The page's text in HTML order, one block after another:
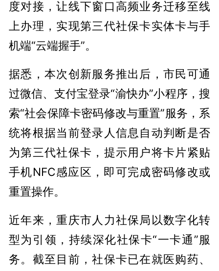
度对接，让线下窗口高频业务迁移至线
上办理，实现第三代社保卡实体卡与手
机端“云端握手”。
据悉，本次创新服务推出后，市民可通
过微信、支付宝登录“渝快办”小程序，搜
索“社会保障卡密码修改与重置”服务，系
统将根据当前登录人信息自动判断是否
为第三代社保卡，提示用户将卡片紧贴
手机NFC感应区，即可完成密码修改或
重置操作。
近年来，重庆市人力社保局以数字化转
型为引领，持续深化社保卡“一卡通”服
务。截至目前，社保卡已在就医购药、